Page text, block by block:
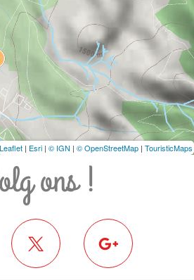
Leaflet | Esri | © IGN | © OpenStreetMap | TouristicMaps
ons !